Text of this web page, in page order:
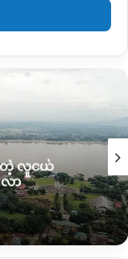
ောက်ဗုံးကြဲတိုက်ခိုက်ခဲ့
ထိခိုက်ပျက်စီးတာ
ောက်ဗုံးကြဲတိုက်ခိုက်
PDFတပ်ထံ
၉ ရက်နေ့ ဖားကန့်
ကြောင့်KIAတပ်တွေ
ြဲတိုက်ခိုက်သွားတာ
တဲ့ လူငယ်
ာ